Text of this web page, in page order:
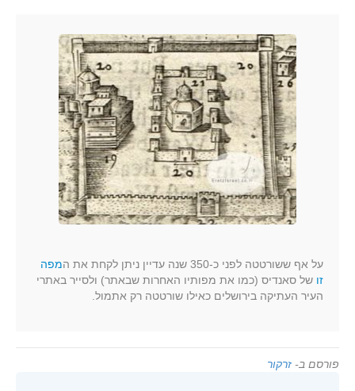
על אף ששורטטה לפני כ-350 שנה עדיין ניתן לקחת את ה
מפה
זו של סאנדיס (כמו את מפותיו האחרות שבאתר) ולסייר באתרי
העיר העתיקה בירושלים כאילו שורטטה רק אתמול.
פורסם ב- זרקור